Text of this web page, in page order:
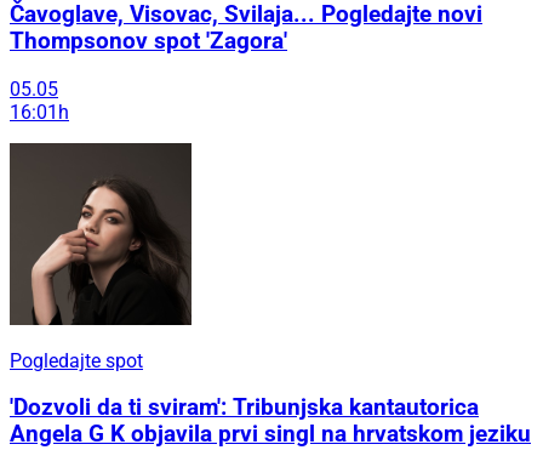
Čavoglave, Visovac, Svilaja... Pogledajte novi
Thompsonov spot 'Zagora'
05.05
16:01h
Pogledajte spot
'Dozvoli da ti sviram': Tribunjska kantautorica
Angela G K objavila prvi singl na hrvatskom jeziku